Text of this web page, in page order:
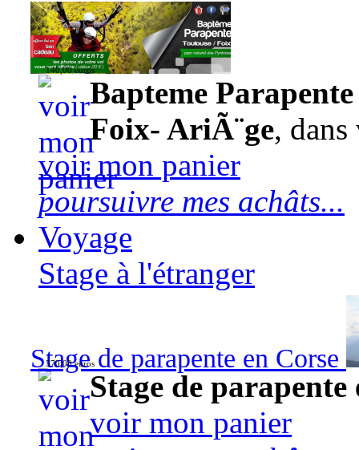
140,00 euros
Bapteme
Foix- AriÃ¨ge,
voir mon panier
poursuivre mes achâts...
Voyage
Stage à l'étranger
Stage de parapente en Corse
570,00 euros
Stage de
voir mon panier